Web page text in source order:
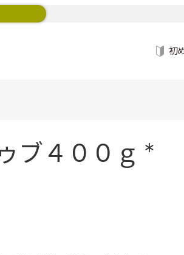
初
ブ４００ｇ *